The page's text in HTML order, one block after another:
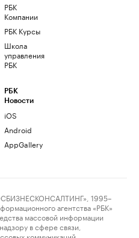
РБК
Компании
РБК Курсы
Школа
управления
РБК
РБК
Новости
iOS
Android
AppGallery
1995–
агентства «РБК»
массовой информации
в сфере связи,